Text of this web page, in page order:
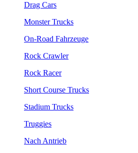
Drag Cars
Monster Trucks
On-Road Fahrzeuge
Rock Crawler
Rock Racer
Short Course Trucks
Stadium Trucks
Truggies
Nach Antrieb